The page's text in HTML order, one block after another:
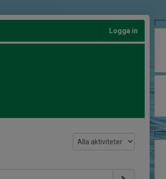
Logga in